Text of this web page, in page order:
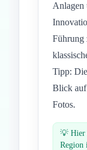
Anlagen
Führung
Tipp:
Blick auf
Fotos.
💡 Hier
Region